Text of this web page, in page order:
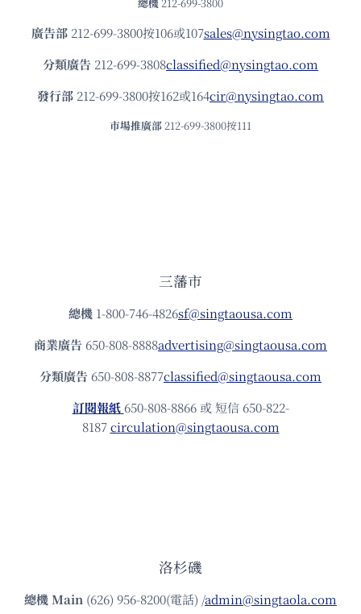
廣告部212-699-3800按106或107sales@nysingtao.com
分類廣告 212-699-3808classified@nysingtao.com
發⾏部 212-699-3800按162或164cir@nysingtao.com
市場推廣部 212-699-3800按111
三藩市
總機 1-800-746-4826sf@singtaousa.com
商業廣告 650-808-8888advertising@singtaousa.com
分類廣告 650-808-8877classified@singtaousa.com
訂閱報紙 650-808-8866 或 短信 650-822-
8187circulation@singtaousa.com
洛杉磯
總機Main (626) 956-8200(電話) /admin@singtaola.com